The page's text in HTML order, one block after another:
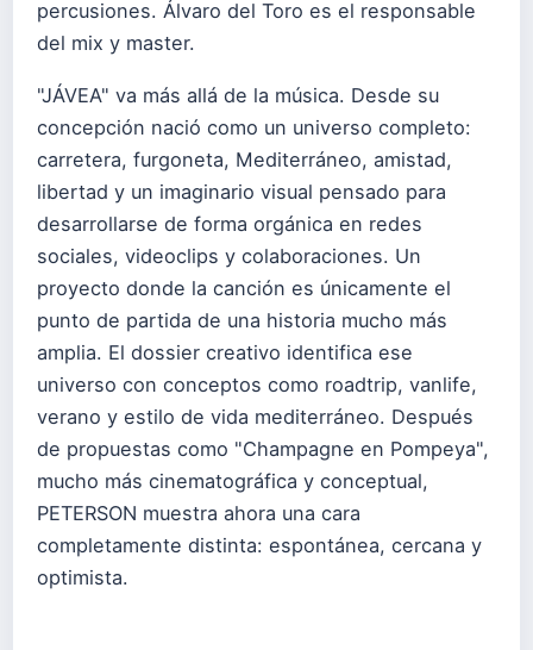
percusiones. Álvaro del Toro es el responsable
del mix y master.
"JÁVEA" va más allá de la música. Desde su
concepción nació como un universo completo:
carretera, furgoneta, Mediterráneo, amistad,
libertad y un imaginario visual pensado para
desarrollarse de forma orgánica en redes
sociales, videoclips y colaboraciones. Un
proyecto donde la canción es únicamente el
punto de partida de una historia mucho más
amplia. El dossier creativo identifica ese
universo con conceptos como roadtrip, vanlife,
verano y estilo de vida mediterráneo. Después
de propuestas como "Champagne en Pompeya",
mucho más cinematográfica y conceptual,
PETERSON muestra ahora una cara
completamente distinta: espontánea, cercana y
optimista.